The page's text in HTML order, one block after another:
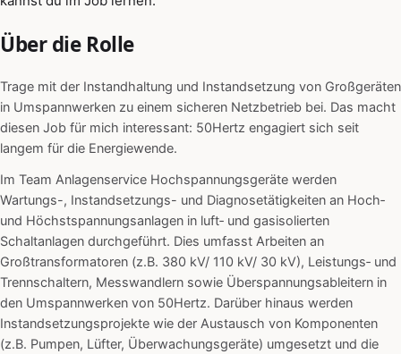
Über die Rolle
Trage mit der Instandhaltung und Instandsetzung von Großgeräten
in Umspannwerken zu einem sicheren Netzbetrieb bei. Das macht
diesen Job für mich interessant: 50Hertz engagiert sich seit
langem für die Energiewende.
Im Team Anlagenservice Hochspannungsgeräte werden
Wartungs-, Instandsetzungs- und Diagnosetätigkeiten an Hoch‑
und Höchstspannungsanlagen in luft‑ und gasisolierten
Schaltanlagen durchgeführt. Dies umfasst Arbeiten an
Großtransformatoren (z.B. 380 kV/ 110 kV/ 30 kV), Leistungs‑ und
Trennschaltern, Messwandlern sowie Überspannungsableitern in
den Umspannwerken von 50Hertz. Darüber hinaus werden
Instandsetzungsprojekte wie der Austausch von Komponenten
(z.B. Pumpen, Lüfter, Überwachungsgeräte) umgesetzt und die